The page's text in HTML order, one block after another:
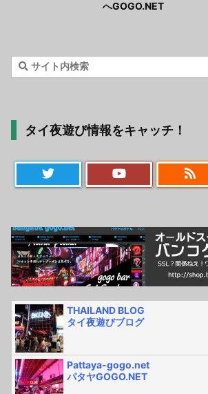
タイ夜遊び情報をキャッチ！
THAILAND BLOG
タイ夜遊びブログ
Pattaya-gogo.net
パタヤGOGO.NET